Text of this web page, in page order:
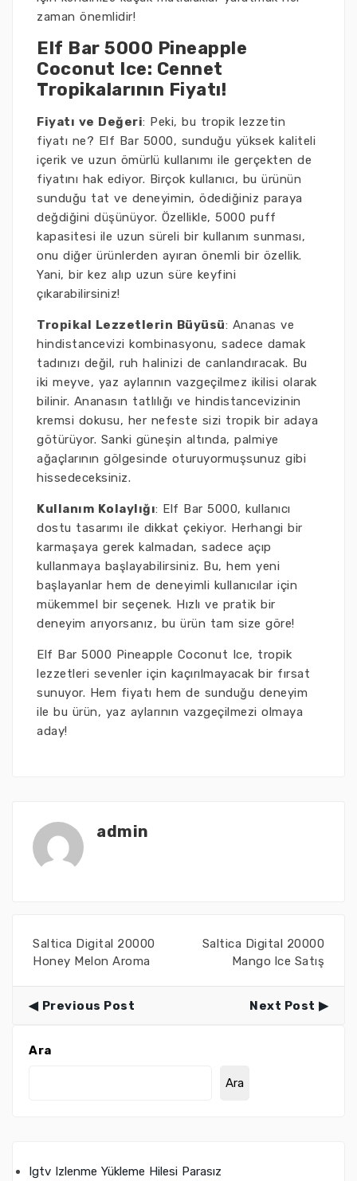
zaman önemlidir!
Elf Bar 5000 Pineapple
Coconut Ice: Cennet
Tropikalarının Fiyatı!
Fiyatı ve Değeri: Peki, bu tropik lezzetin
fiyatı ne? Elf Bar 5000, sunduğu yüksek kaliteli
içerik ve uzun ömürlü kullanımı ile gerçekten de
fiyatını hak ediyor. Birçok kullanıcı, bu ürünün
sunduğu tat ve deneyimin, ödediğiniz paraya
değdiğini düşünüyor. Özellikle, 5000 puff
kapasitesi ile uzun süreli bir kullanım sunması,
onu diğer ürünlerden ayıran önemli bir özellik.
Yani, bir kez alıp uzun süre keyfini
çıkarabilirsiniz!
Tropikal Lezzetlerin Büyüsü: Ananas ve
hindistancevizi kombinasyonu, sadece damak
tadınızı değil, ruh halinizi de canlandıracak. Bu
iki meyve, yaz aylarının vazgeçilmez ikilisi olarak
bilinir. Ananasın tatlılığı ve hindistancevizinin
kremsi dokusu, her nefeste sizi tropik bir adaya
götürüyor. Sanki güneşin altında, palmiye
ağaçlarının gölgesinde oturuyormuşsunuz gibi
hissedeceksiniz.
Kullanım Kolaylığı: Elf Bar 5000, kullanıcı
dostu tasarımı ile dikkat çekiyor. Herhangi bir
karmaşaya gerek kalmadan, sadece açıp
kullanmaya başlayabilirsiniz. Bu, hem yeni
başlayanlar hem de deneyimli kullanıcılar için
mükemmel bir seçenek. Hızlı ve pratik bir
deneyim arıyorsanız, bu ürün tam size göre!
Elf Bar 5000 Pineapple Coconut Ice, tropik
lezzetleri sevenler için kaçırılmayacak bir fırsat
sunuyor. Hem fiyatı hem de sunduğu deneyim
ile bu ürün, yaz aylarının vazgeçilmezi olmaya
aday!
admin
Saltica Digital 20000
Honey Melon Aroma
Saltica Digital 20000
Mango lce Satış
Previous Post Next Post
Ara
Ara
Igtv Izlenme Yükleme Hilesi Parasız